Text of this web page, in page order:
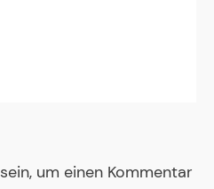
sein, um einen Kommentar